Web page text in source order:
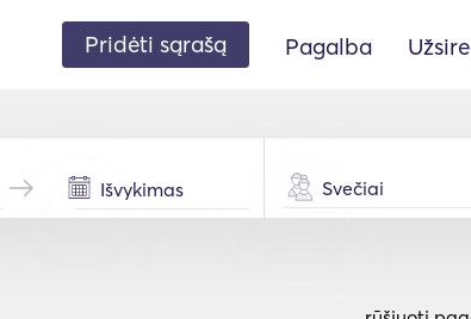
Pridėti sąrašą Pagalba
Svečiai